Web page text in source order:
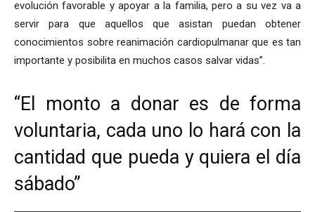
evolución favorable y apoyar a la familia, pero a su vez va a
servir para que aquellos que asistan puedan obtener
conocimientos sobre reanimación cardiopulmanar que es tan
importante y posibilita en muchos casos salvar vidas”.
“El monto a donar es de forma
voluntaria, cada uno lo hará con la
cantidad que pueda y quiera el día
sábado”